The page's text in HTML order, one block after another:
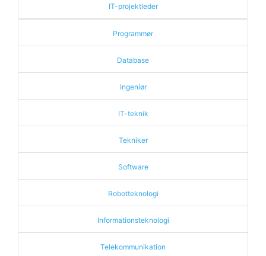
IT-projektleder
Programmør
Database
Ingeniør
IT-teknik
Tekniker
Software
Robotteknologi
Informationsteknologi
Telekommunikation